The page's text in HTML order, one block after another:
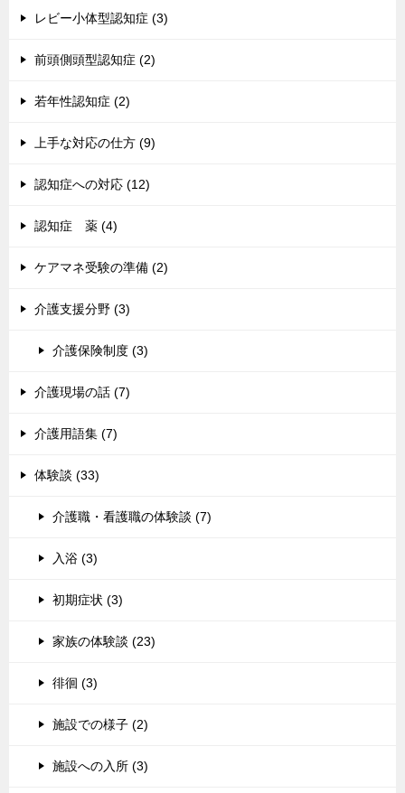
レビー小体型認知症 (3)
前頭側頭型認知症 (2)
若年性認知症 (2)
上手な対応の仕方 (9)
認知症への対応 (12)
認知症 薬 (4)
ケアマネ受験の準備 (2)
介護支援分野 (3)
介護保険制度 (3)
介護現場の話 (7)
介護用語集 (7)
体験談 (33)
介護職・看護職の体験談 (7)
入浴 (3)
初期症状 (3)
家族の体験談 (23)
徘徊 (3)
施設での様子 (2)
施設への入所 (3)